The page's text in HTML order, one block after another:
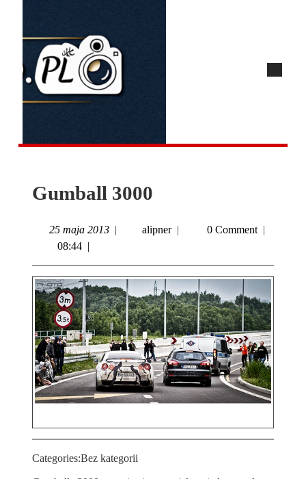
Gumball 3000
25 maja 2013 | alipner | 0 Comment |
08:44 |
Categories:Bez kategorii